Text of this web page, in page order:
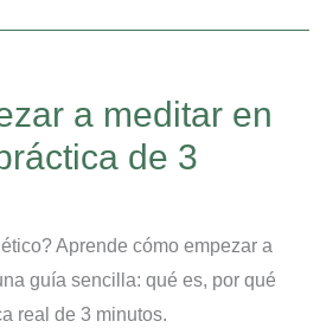
a meditar en
de 3
Aprende cómo empezar a
guía sencilla: qué es, por qué
real de 3 minutos.